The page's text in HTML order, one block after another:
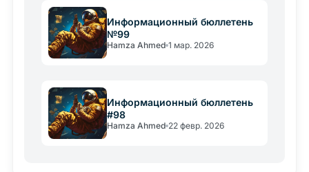
Информационный бюллетень
№99
Hamza Ahmed 1 мар. 2026
Информационный бюллетень
#98
Hamza Ahmed 22 февр. 2026